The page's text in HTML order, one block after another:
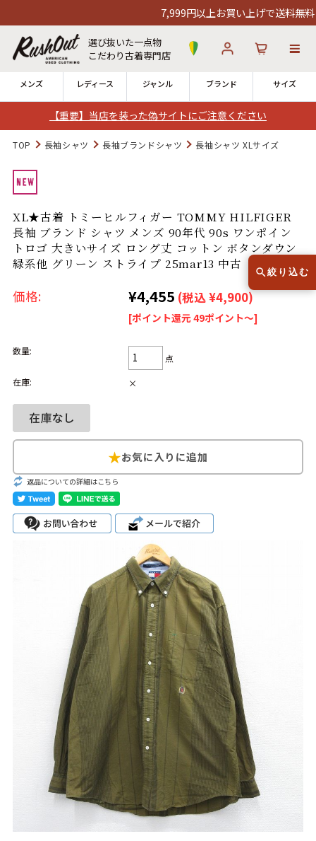
【重要】当店を装った偽サイトにご注意ください
7,999円以上お買い上げで送料無料！
選び抜いた一点物
こだわり古着専門店
メンズ レディース ジャンル ブランド サイズ
ログイン
全国7店舗・公式通販の比較
発送について 12時までのご注文で当日出荷！
※対応不可：日祝、長期休暇、セール
今週のHOTワード（7/29〜8/4）
映画
5 ラルフローレン
ブランドから探す
ラルフ ローレン
チャンピオン
パタゴニア
アディダス ナイキ
リーバイス ラッセル・アスレ
チック
カ行 サ行
タ行
ハ行 マ行 ラ行
Search by Item アイテムから探す
ジャケット スウェット セーター
TOP 長袖シャツ 長袖ブランドシャツ 長袖シャツ XLサイズ
XL★古着 トミーヒルフィガー TOMMY HILFIGER
長袖 ブランド シャツ メンズ 90年代 90s ワンポイン
トロゴ 大きいサイズ ロング丈 コットン ボタンダウン
緑系他 グリーン ストライプ 25mar13 中古 トップス
価格: ¥4,455 (税込 ¥4,900)
[ポイント還元 49ポイント～]
数量:
点
在庫:
×
返品についての詳細はこちら
絞り込む